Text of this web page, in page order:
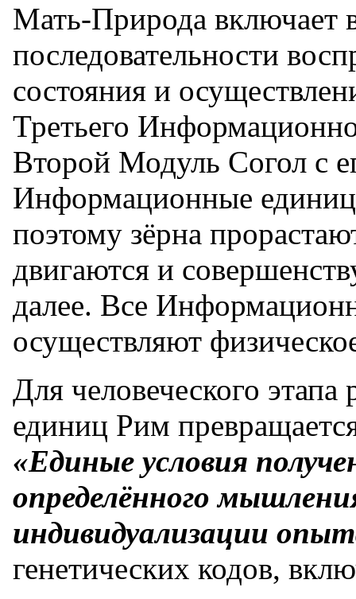
Мать-Природа включает
последовательности
состояния и
Третьего
Второй Модуль Согол с
Информационные
поэтому зёрна
двигаются и
далее. Все
осуществляют
Для человеческого
единиц Рим
«Единые условия
определённого
индивидуализации
генетических кодов,